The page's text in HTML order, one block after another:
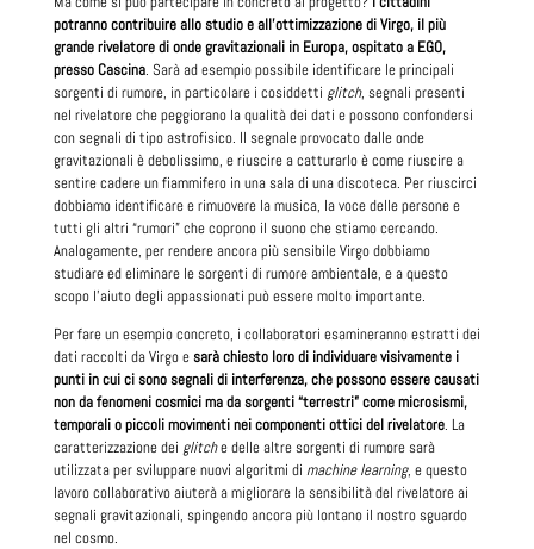
potranno contribuire allo studio e all’ottimizzazione di Virgo, il più
grande rivelatore di onde gravitazionali in Europa, ospitato a EGO,
presso Cascina. Sarà ad esempio possibile identificare le principali
sorgenti di rumore, in particolare i cosiddetti glitch, segnali presenti
nel rivelatore che peggiorano la qualità dei dati e possono confondersi
con segnali di tipo astrofisico. Il segnale provocato dalle onde
gravitazionali è debolissimo, e riuscire a catturarlo è come riuscire a
sentire cadere un fiammifero in una sala di una discoteca. Per riuscirci
dobbiamo identificare e rimuovere la musica, la voce delle persone e
tutti gli altri “rumori” che coprono il suono che stiamo cercando.
Analogamente, per rendere ancora più sensibile Virgo dobbiamo
studiare ed eliminare le sorgenti di rumore ambientale, e a questo
scopo l’aiuto degli appassionati può essere molto importante.
Per fare un esempio concreto, i collaboratori esamineranno estratti dei
dati raccolti da Virgo esarà chiesto loro di individuare visivamente i
punti in cui ci sono segnali di interferenza, che possono essere causati
non da fenomeni cosmici ma da sorgenti “terrestri” come microsismi,
temporali o piccoli movimenti nei componenti ottici del rivelatore. La
caratterizzazione dei glitche delle altre sorgenti di rumore sarà
utilizzata per sviluppare nuovi algoritmi di machine learning, e questo
lavoro collaborativo aiuterà a migliorare la sensibilità del rivelatore ai
segnali gravitazionali, spingendo ancora più lontano il nostro sguardo
nel cosmo.